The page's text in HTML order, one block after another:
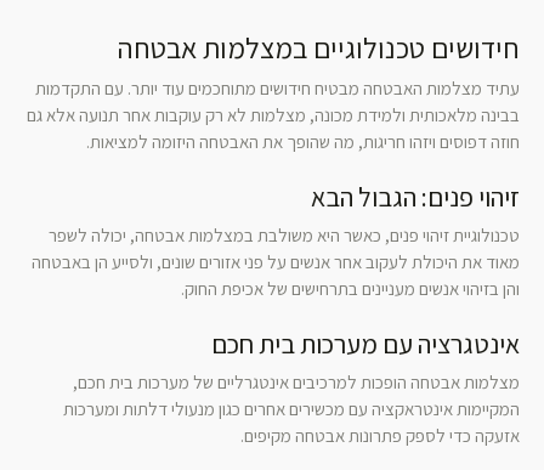
חידושים טכנולוגיים במצלמות אבטחה
עתיד מצלמות האבטחה מבטיח חידושים מתוחכמים עוד יותר. עם התקדמות
בבינה מלאכותית ולמידת מכונה, מצלמות לא רק עוקבות אחר תנועה אלא גם
חוזה דפוסים ויזהו חריגות, מה שהופך את האבטחה היזומה למציאות.
זיהוי פנים: הגבול הבא
טכנולוגיית זיהוי פנים, כאשר היא משולבת במצלמות אבטחה, יכולה לשפר
מאוד את היכולת לעקוב אחר אנשים על פני אזורים שונים, ולסייע הן באבטחה
והן בזיהוי אנשים מעניינים בתרחישים של אכיפת החוק.
אינטגרציה עם מערכות בית חכם
מצלמות אבטחה הופכות למרכיבים אינטגרליים של מערכות בית חכם,
המקיימות אינטראקציה עם מכשירים אחרים כגון מנעולי דלתות ומערכות
אזעקה כדי לספק פתרונות אבטחה מקיפים.